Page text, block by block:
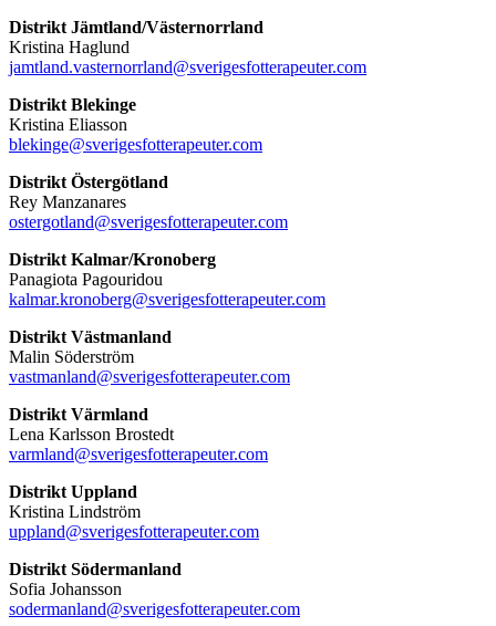
Distrikt Jämtland/Västernorrland
Kristina Haglund
jamtland.vasternorrland@sverigesfotterapeuter.com
Distrikt Blekinge
Kristina Eliasson
blekinge@sverigesfotterapeuter.com
Distrikt Östergötland
Rey Manzanares
ostergotland@sverigesfotterapeuter.com
Distrikt Kalmar/Kronoberg
Panagiota Pagouridou
kalmar.kronoberg@sverigesfotterapeuter.com
Distrikt Västmanland
Malin Söderström
vastmanland@sverigesfotterapeuter.com
Distrikt Värmland
Lena Karlsson Brostedt
varmland@sverigesfotterapeuter.com
Distrikt Uppland
Kristina Lindström
uppland@sverigesfotterapeuter.com
Distrikt Södermanland
Sofia Johansson
sodermanland@sverigesfotterapeuter.com